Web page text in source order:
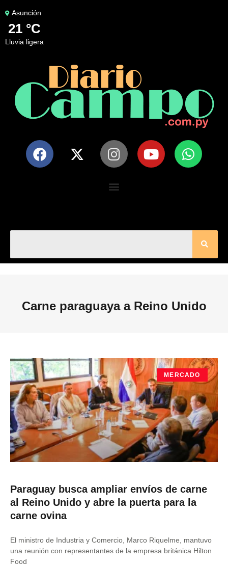
Asunción
21 °C
lluvia ligera
Carne paraguaya a Reino Unido
MERCADO
Paraguay busca ampliar envíos de carne
al Reino Unido y abre la puerta para la
carne ovina
El ministro de Industria y Comercio, Marco Riquelme, mantuvo
una reunión con representantes de la empresa británica Hilton
Food